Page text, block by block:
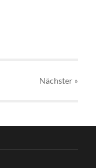
Nächster »